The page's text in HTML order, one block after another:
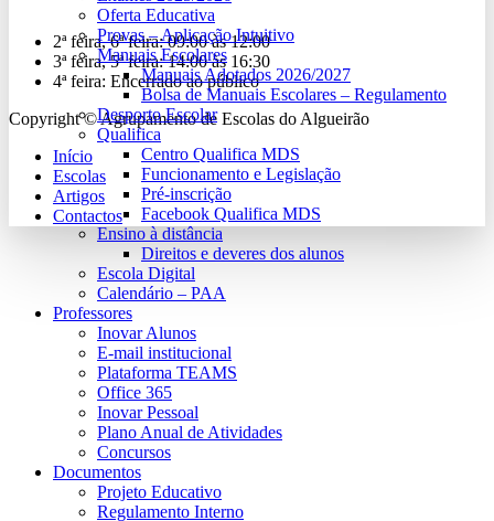
Oferta Educativa
Provas – Aplicação Intuitivo
Manuais Escolares
Manuais Adotados 2026/2027
Bolsa de Manuais Escolares – Regulamento
Desporto Escolar
Qualifica
Centro Qualifica MDS
Funcionamento e Legislação
Pré-inscrição
Facebook Qualifica MDS
Ensino à distância
Direitos e deveres dos alunos
Escola Digital
Calendário – PAA
Professores
Inovar Alunos
E-mail institucional
Plataforma TEAMS
Office 365
Inovar Pessoal
Plano Anual de Atividades
Concursos
Documentos
Projeto Educativo
Regulamento Interno
2ª feira, 6ª feira:09:00 às 12:00
3ª feira, 5ª feira:14:00 às 16:30
4ª feira: Encerrado ao público
Copyright © Agrupamento de Escolas do Algueirão
Início
Escolas
Artigos
Contactos